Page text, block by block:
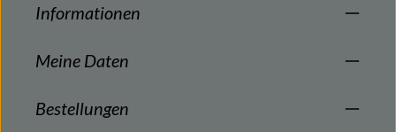
Informationen
Meine Daten
Bestellungen